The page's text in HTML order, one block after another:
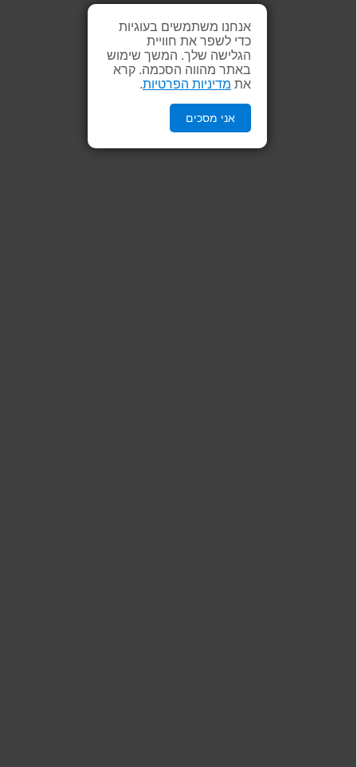
אנחנו משתמשים בעוגיות
כדי לשפר את חוויית
הגלישה שלך. המשך שימוש
באתר מהווה הסכמה. קרא
את מדיניות הפרטיות.
אני מסכים